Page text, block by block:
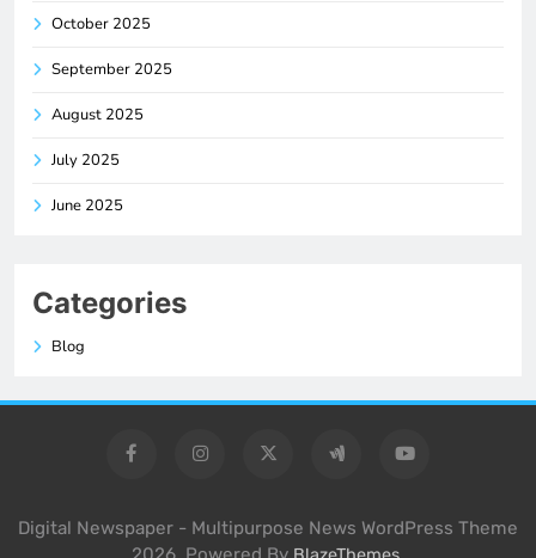
October 2025
September 2025
August 2025
July 2025
June 2025
Categories
Blog
Digital Newspaper - Multipurpose News WordPress Theme